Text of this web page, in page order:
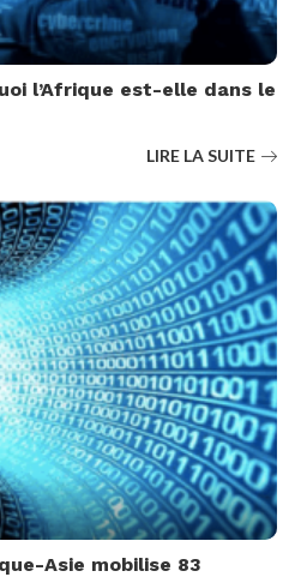
l’Afrique est-elle dans le
LIRE LA SUITE
Asie mobilise 83